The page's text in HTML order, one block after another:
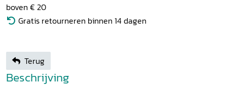
boven € 20
Gratis retourneren binnen 14 dagen
Terug
Beschrijving